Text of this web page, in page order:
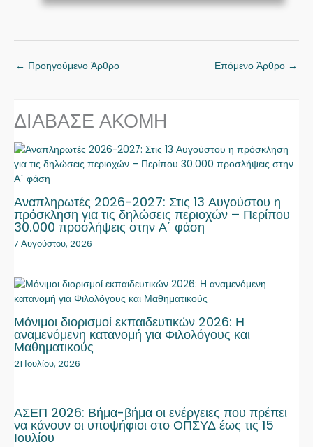
← Προηγούμενο Άρθρο Επόμενο Άρθρο →
ΔΙΑΒΑΣΕ ΑΚΟΜΗ
Αναπληρωτές 2026-2027: Στις 13 Αυγούστου η
πρόσκληση για τις δηλώσεις περιοχών – Περίπου
30.000 προσλήψεις στην Α΄ φάση
7 Αυγούστου, 2026
Μόνιμοι διορισμοί εκπαιδευτικών 2026: Η
αναμενόμενη κατανομή για Φιλολόγους και
Μαθηματικούς
21 Ιουλίου, 2026
ΑΣΕΠ 2026: Βήμα-βήμα οι ενέργειες που πρέπει
να κάνουν οι υποψήφιοι στο ΟΠΣΥΔ έως τις 15
Ιουλίου